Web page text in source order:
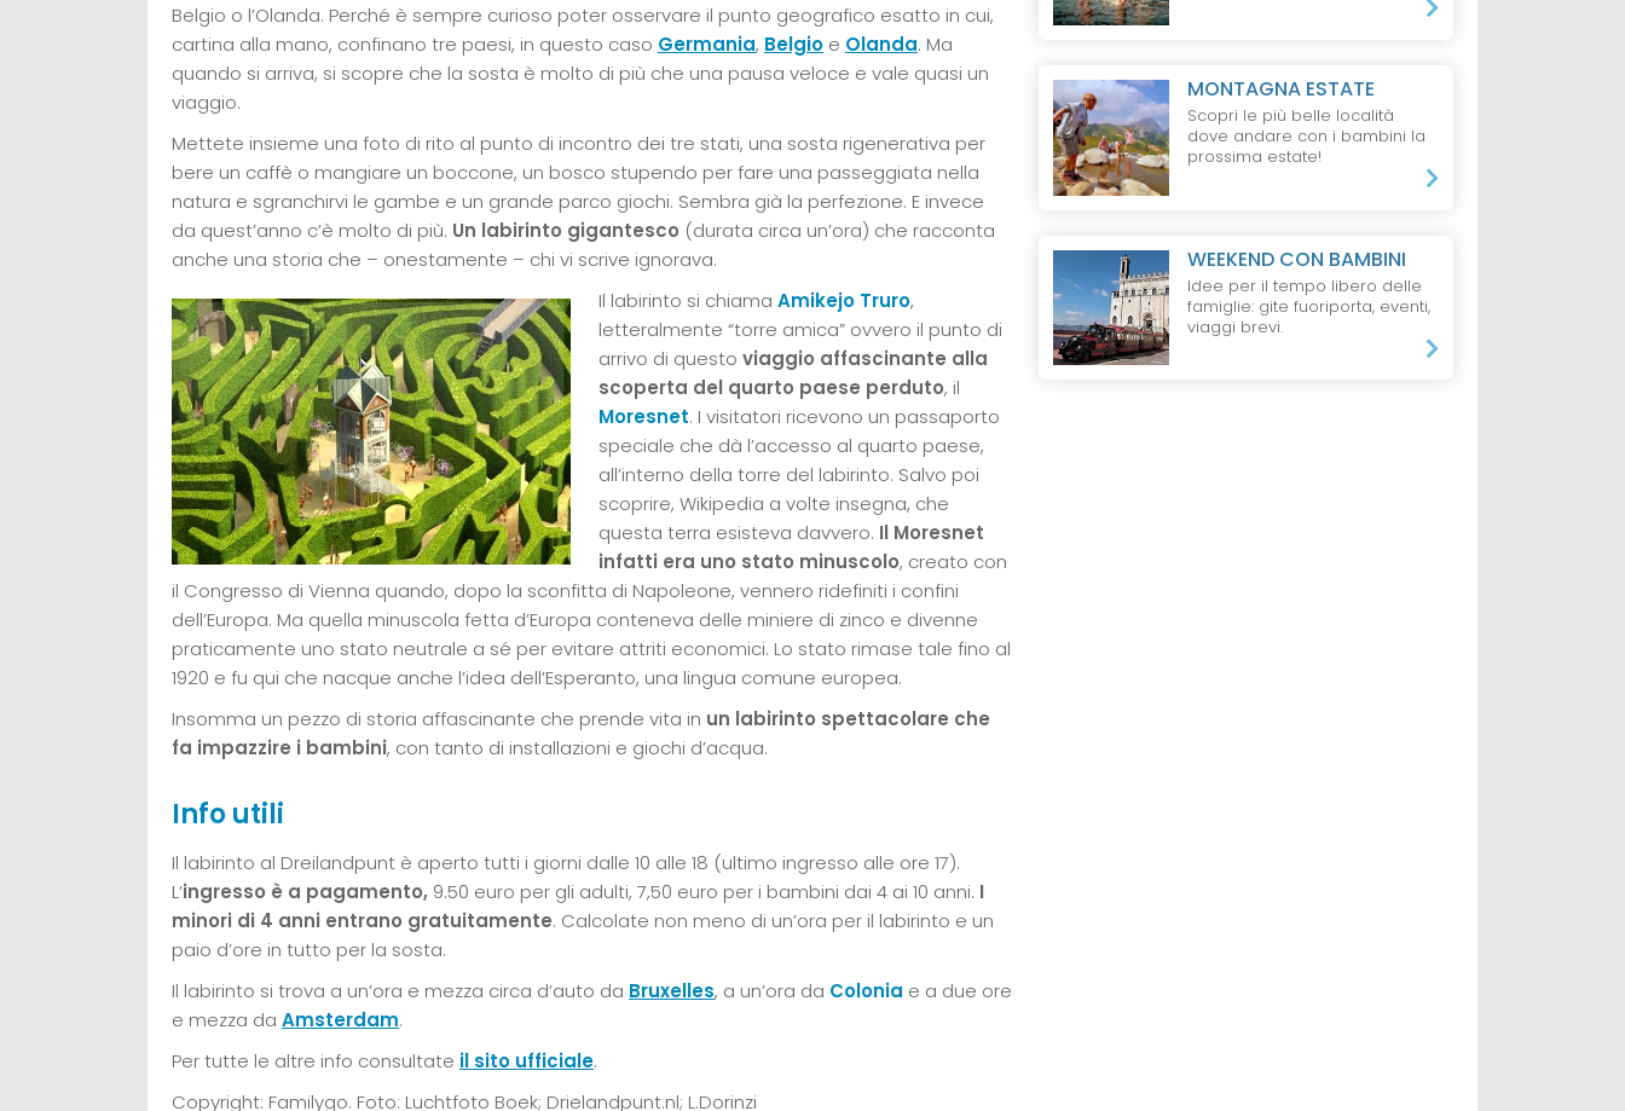
Belgio o l’Olanda. Perché è sempre curioso poter osservare il punto geografico esatto in cui,
cartina alla mano, confinano tre paesi, in questo caso Germania, Belgio e Olanda. Ma
quando si arriva, si scopre che la sosta è molto di più che una pausa veloce e vale quasi un
viaggio.
Mettete insieme una foto di rito al punto di incontro dei tre stati, una sosta rigenerativa per
bere un caffè o mangiare un boccone, un bosco stupendo per fare una passeggiata nella
natura e sgranchirvi le gambe e un grande parco giochi. Sembra già la perfezione. E invece
da quest’anno c’è molto di più. Un labirinto gigantesco (durata circa un’ora) che racconta
anche una storia che – onestamente – chi vi scrive ignorava.
Il labirinto si chiama Amikejo Truro,
letteralmente “torre amica” ovvero il punto di
arrivo di questo viaggio affascinante alla
scoperta del quarto paese perduto, il
Moresnet. I visitatori ricevono un passaporto
speciale che dà l’accesso al quarto paese,
all’interno della torre del labirinto. Salvo poi
scoprire, Wikipedia a volte insegna, che
questa terra esisteva davvero. Il Moresnet
infatti era uno stato minuscolo, creato con
il Congresso di Vienna quando, dopo la sconfitta di Napoleone, vennero ridefiniti i confini
dell’Europa. Ma quella minuscola fetta d’Europa conteneva delle miniere di zinco e divenne
praticamente uno stato neutrale a sé per evitare attriti economici. Lo stato rimase tale fino al
1920 e fu qui che nacque anche l’idea dell’Esperanto, una lingua comune europea.
Insomma un pezzo di storia affascinante che prende vita in un labirinto spettacolare che
fa impazzire i bambini, con tanto di installazioni e giochi d’acqua.
Info utili
Il labirinto al Dreilandpunt è aperto tutti i giorni dalle 10 alle 18 (ultimo ingresso alle ore 17).
L’ingresso è a pagamento, 9.50 euro per gli adulti, 7,50 euro per i bambini dai 4 ai 10 anni. I
minori di 4 anni entrano gratuitamente. Calcolate non meno di un’ora per il labirinto e un
paio d’ore in tutto per la sosta.
Il labirinto si trova a un’ora e mezza circa d’auto da Bruxelles, a un’ora da Colonia e a due ore
e mezza da Amsterdam.
Per tutte le altre info consultate il sito ufficiale.
Copyright: Familygo. Foto: Luchtfoto Boek; Drielandpunt.nl; L.Dorinzi
MONTAGNA ESTATE
Scopri le più belle località
dove andare con i bambini la
prossima estate!
WEEKEND CON BAMBINI
Idee per il tempo libero delle
famiglie: gite fuoriporta, eventi,
viaggi brevi.